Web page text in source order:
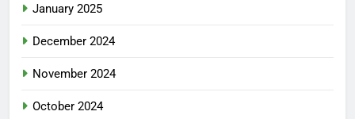
January 2025
December 2024
November 2024
October 2024